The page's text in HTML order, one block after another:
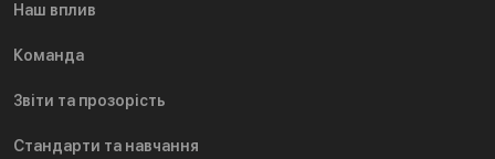
Наш вплив
Команда
Звіти та прозорість
Стандарти та навчання